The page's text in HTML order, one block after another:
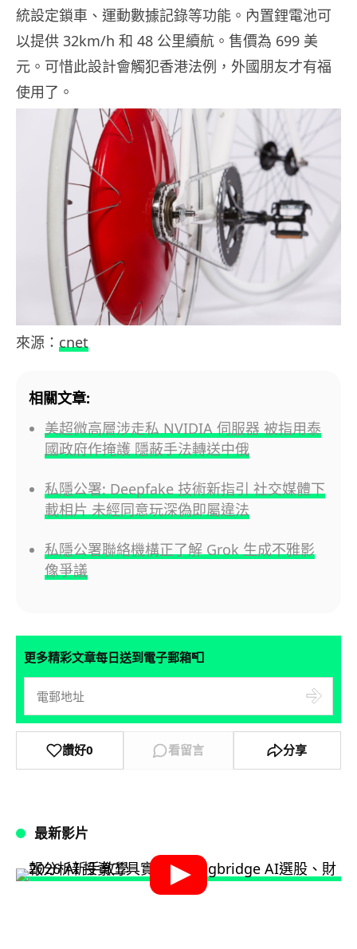
統設定鎖車、運動數據記錄等功能。內置鋰電池可
以提供 32km/h 和 48 公里續航。售價為 699 美
元。可惜此設計會觸犯香港法例，外國朋友才有福
使用了。
來源： cnet
相關文章:
美超微高層涉走私 NVIDIA 伺服器 被指用泰
國政府作掩護 隱蔽手法轉送中俄
私隱公署: Deepfake 技術新指引 社交媒體下
載相片 未經同意玩深偽即屬違法
私隱公署聯絡機構正了解 Grok 生成不雅影
像爭議
更多精彩文章每日送到電子郵箱📮
讚好0 看留言 分享
最新影片